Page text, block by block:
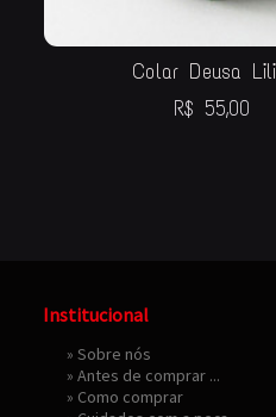
Colar Deusa
R$ 55,00
Institucional
» Sobre nós
» Antes de comprar ...
» Como comprar